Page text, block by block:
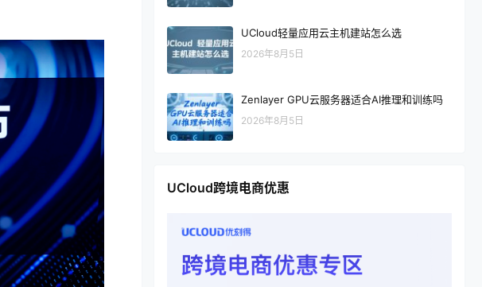
UCloud轻量应用云主机建站怎么选
2026年8月5日
Zenlayer GPU云服务器适合AI推理和训练吗
2026年8月5日
UCloud跨境电商优惠